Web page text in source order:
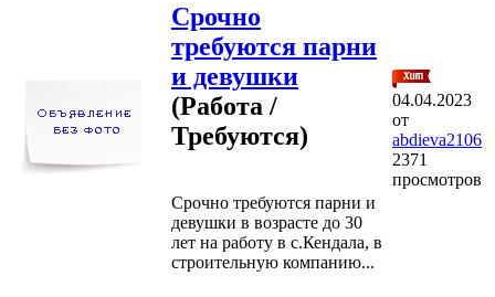
Срочно
требуются парни
и девушки
(Работа /
Требуются)
Срочно требуются парни и
девушки в возрасте до 30
лет на работу в с.Кендала, в
строительную компанию...
04.04.2023
от
abdieva2106
2371
просмотров